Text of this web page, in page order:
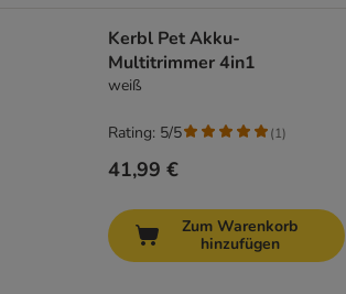
Kerbl Pet Akku-
Multitrimmer 4in1
weiß
41,99 €
Rating: 5/5 (1)
Zum Warenkorb
hinzufügen